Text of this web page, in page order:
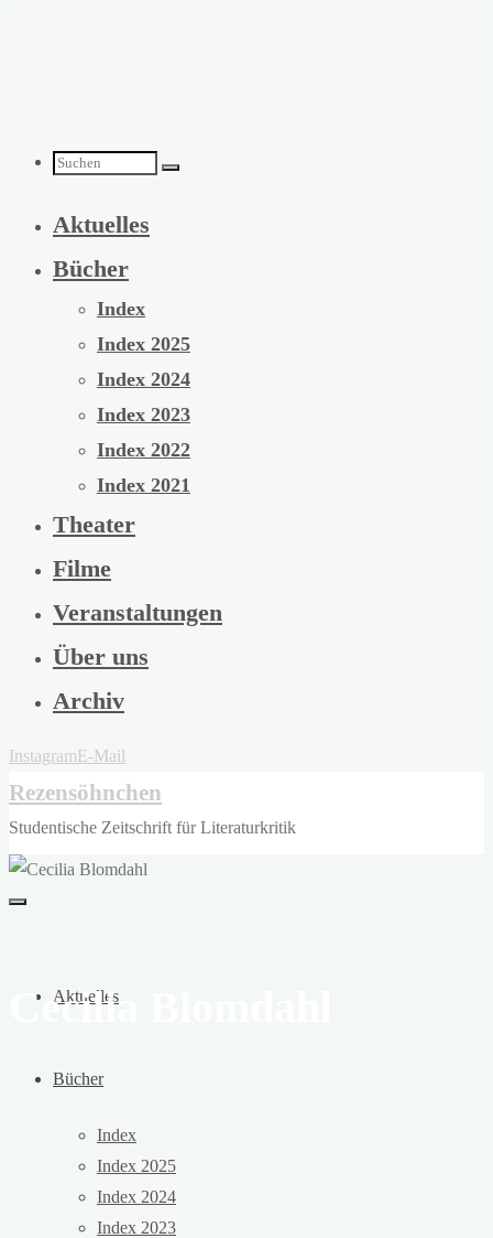
Suchen
nach:
Aktuelles
Bücher
Index
Index 2025
Index 2024
Index 2023
Index 2022
Index 2021
Theater
Filme
Veranstaltungen
Über uns
Archiv
InstagramE-Mail
Rezensöhnchen
Studentische Zeitschrift für Literaturkritik
Aktuelles
Bücher
Index
Index 2025
Index 2024
Index 2023
Cecilia Blomdahl